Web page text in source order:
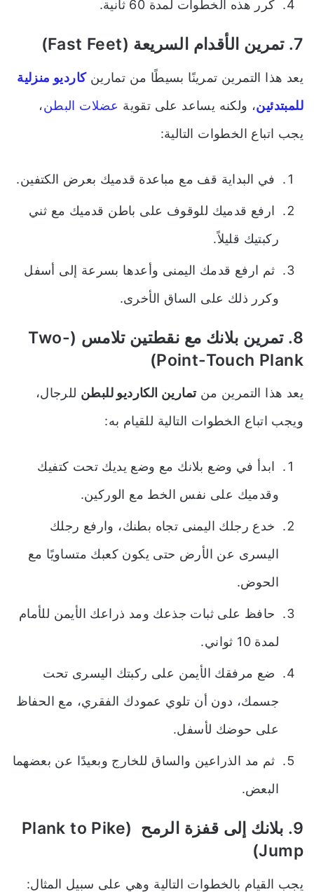
كرر هذه الخطوات لمدة 60 ثانية.
7. تمرين الأقدام السريعة (Fast Feet)
يعد هذا التمرين تمرينًا بسيطًا من تمارينكارديو منزلية
للمبتدئين، ولكنه يساعد على تقوية عضلات البطن،
يجب اتباع الخطوات التالية:
في البداية قف مع مباعدة قدميك بعرض الكتفين.
ارفع قدميك للوقوف على باطن قدميك مع ثني
ركبتيك قليلاً.
ثم ارفع قدمك اليمنى وأعدها بسرعة إلى أسفل
وكرر ذلك على الساق الأخرى.
8. تمرين بلانك مع نقطتين تلامس (Two-
Point-Touch Plank)
يعد هذا التمرين منتمارين الكارديو للبطن للرجال،
ويجب اتباع الخطوات التالية للقيام به:
ابدأ في وضع بلانك مع وضع يديك تحت كتفيك
وقدميك على نفس الخط مع الوركين.
خدع رجلك اليمنى تجاه بطنك، وارفع رجلك
اليسرى عن الأرض حتى يكون كعبك متساويًا مع
الحوض.
حافظ على ثبات جذعك ومد ذراعك الأيمن للأمام
لمدة 10 ثواني.
ضع مرفقك الأيمن على ركبتك اليسرى تحت
جسمك، دون أن تلوي عمودك الفقري، مع الحفاظ
على حوضك لأسفل.
ثم مد الذراعين والساق للخارج وبعيدًا عن بعضهما
البعض.
9. بلانك إلى قفزة الرمح (Plank to Pike
Jump)
يجب القيام بالخطوات التالية وهي على سبيل المثال: